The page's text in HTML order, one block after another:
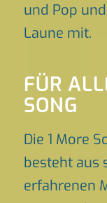
und Pop
Laune mit.
FÜR
SONG
Die 1 More
besteht aus
erfahrenen